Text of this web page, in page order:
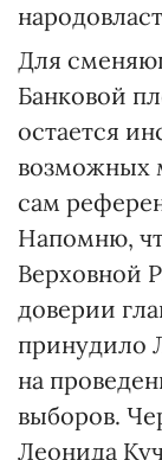
Для
Банковой
остается
возможных
сам
Напомню,
Верховной
доверии
принудило
на
выборов.
Леонида